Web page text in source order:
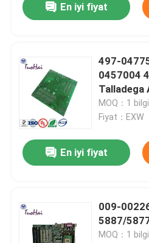
En iyi fiyat
497-
0457004
Talladega
MOQ：1
Fiyat：EXW
En iyi fiyat
009-
5887/
MOQ：1